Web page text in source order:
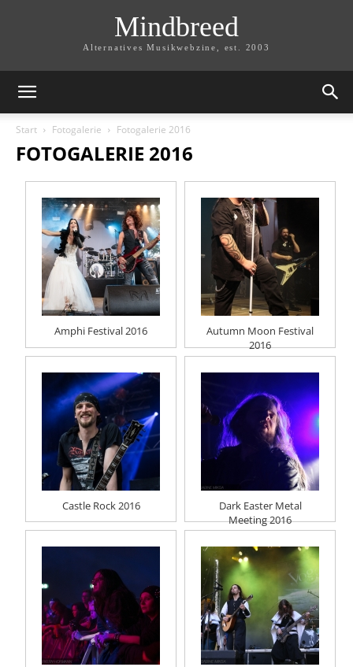
Mindbreed
Alternatives Musikwebzine, est. 2003
Start Fotogalerie Fotogalerie 2016
FOTOGALERIE 2016
Amphi Festival 2016
Autumn Moon Festival
2016
Castle Rock 2016
Dark Easter Metal
Meeting 2016